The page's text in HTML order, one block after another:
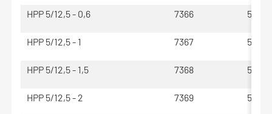
HPP 5/12,5 - 0,6 7366 50 -
HPP 5/12,5 - 1 7367 50 -
HPP 5/12,5 - 1,5 7368 50 -
HPP 5/12,5 - 2 7369 50 -